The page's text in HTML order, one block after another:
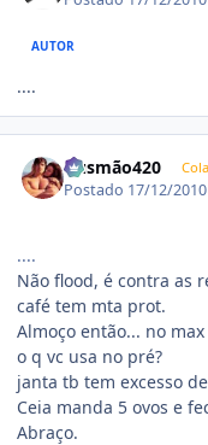
AUTOR
....
Gusmão420
Postado 17/12/
....
Não flood, é contra as
café tem mta prot.
Almoço então... no max
o q vc usa no pré?
janta tb tem excesso
Ceia manda 5 ovos e
Abraço.